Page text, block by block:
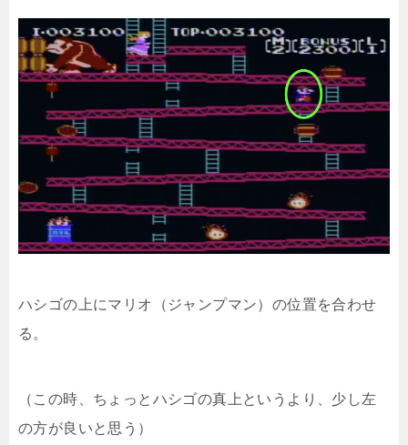
ハシゴの上にマリオ（ジャンプマン）の位置を合わせ
る。
（この時、ちょっとハシゴの真上というより、少し左
の方が良いと思う）